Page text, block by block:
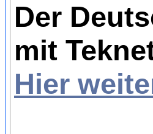
Der
mit
Hier